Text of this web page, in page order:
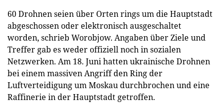
60 Drohnen seien über Orten rings um die Hauptstadt
abgeschossen oder elektronisch ausgeschaltet
worden, schrieb Worobjow. Angaben über Ziele und
Treffer gab es weder offiziell noch in sozialen
Netzwerken. Am 18. Juni hatten ukrainische Drohnen
bei einem massiven Angriff den Ring der
Luftverteidigung um Moskau durchbrochen und eine
Raffinerie in der Hauptstadt getroffen.